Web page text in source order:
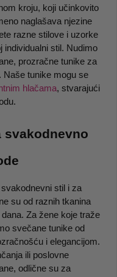
kroju, koji učinkovito
naglašava njezine
razne stilove i uzorke
individualni stil. Nudimo
prozračne tunike za
Naše tunike mogu se
hlačama, stvarajući
svakodnevno
stil i za
su od raznih tkanina
Za žene koje traže
svečane tunike od
i elegancijom.
ili poslovne
odlične su za